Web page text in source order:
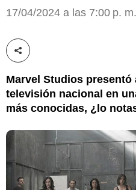
17/04/2024 a las 7:00 p. m.
Compartir esta noticia
Marvel Studios presentó
televisión nacional en
más conocidas, ¿lo